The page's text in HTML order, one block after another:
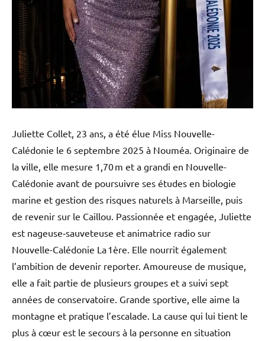
Juliette Collet, 23 ans, a été élue Miss Nouvelle-
Calédonie le 6 septembre 2025 à Nouméa. Originaire de
la ville, elle mesure 1,70 m et a grandi en Nouvelle-
Calédonie avant de poursuivre ses études en biologie
marine et gestion des risques naturels à Marseille, puis
de revenir sur le Caillou. Passionnée et engagée, Juliette
est nageuse‑sauveteuse et animatrice radio sur
Nouvelle-Calédonie La 1ère. Elle nourrit également
l’ambition de devenir reporter. Amoureuse de musique,
elle a fait partie de plusieurs groupes et a suivi sept
années de conservatoire. Grande sportive, elle aime la
montagne et pratique l’escalade. La cause qui lui tient le
plus à cœur est le secours à la personne en situation